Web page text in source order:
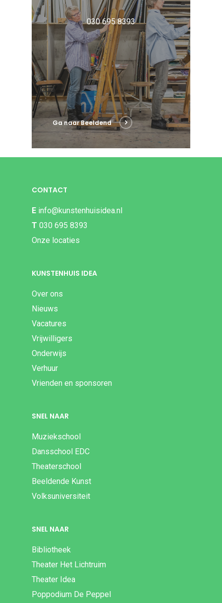
030 695 8393
Ga naar Beeldend
CONTACT
E info@kunstenhuisidea.nl
T 030 695 8393
Onze locaties
KUNSTENHUIS IDEA
Over ons
Nieuws
Vacatures
Vrijwilligers
Onderwijs
Verhuur
Vrienden en sponsoren
SNEL NAAR
Muziekschool
Dansschool EDC
Theaterschool
Beeldende Kunst
Volksuniversiteit
SNEL NAAR
Bibliotheek
Theater Het Lichtruim
Theater Idea
Poppodium De Peppel